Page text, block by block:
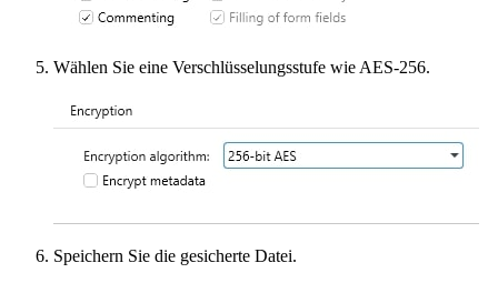
Wählen Sie eine Verschlüsselungsstufe wie AES-256.
Speichern Sie die gesicherte Datei.